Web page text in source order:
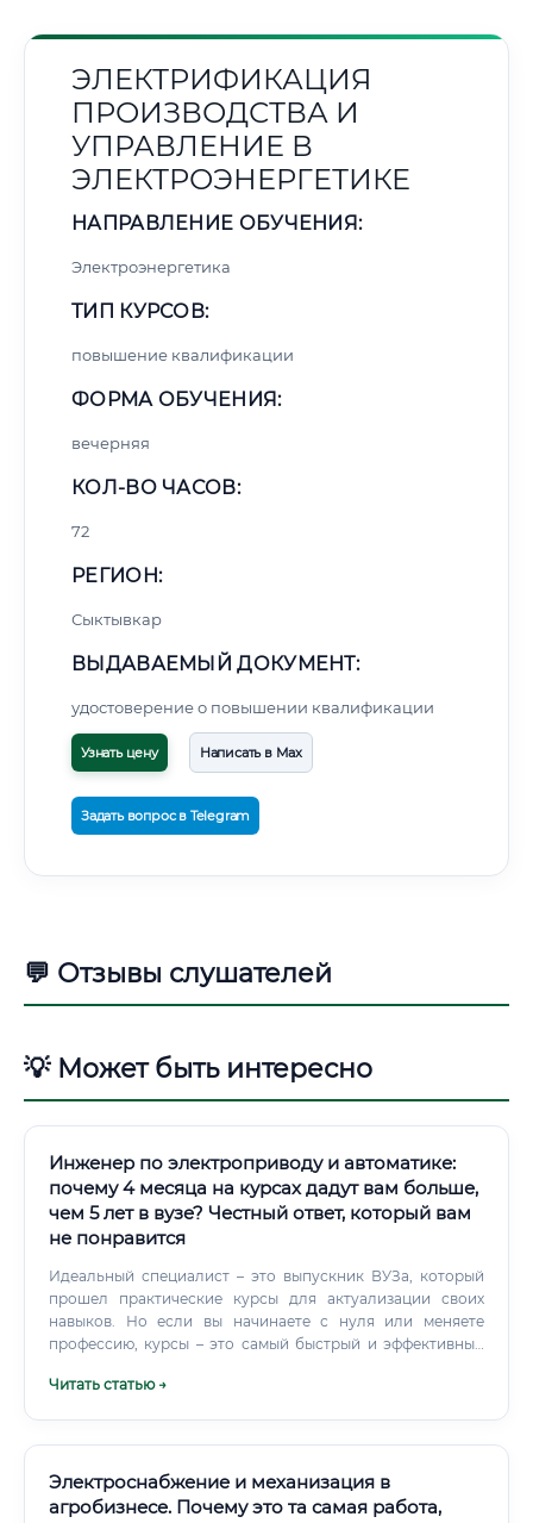
ЭЛЕКТРИФИКАЦИЯ
ПРОИЗВОДСТВА И
УПРАВЛЕНИЕ В
ЭЛЕКТРОЭНЕРГЕТИКЕ
НАПРАВЛЕНИЕ ОБУЧЕНИЯ:
Электроэнергетика
ТИП КУРСОВ:
повышение квалификации
ФОРМА ОБУЧЕНИЯ:
вечерняя
КОЛ-ВО ЧАСОВ:
72
РЕГИОН:
Сыктывкар
ВЫДАВАЕМЫЙ ДОКУМЕНТ:
удостоверение о повышении квалификации
Узнать цену Написать в Max
Задать вопрос в Telegram
💬 Отзывы слушателей
💡 Может быть интересно
Инженер по электроприводу и автоматике:
почему 4 месяца на курсах дадут вам больше,
чем 5 лет в вузе? Честный ответ, который вам
не понравится
Идеальный специалист – это выпускник ВУЗа, который
прошел практические курсы для актуализации своих
навыков. Но если вы начинаете с нуля или меняете
профессию, курсы – это самый быстрый и эффективный
Читать статью →
Электроснабжение и механизация в
агробизнесе. Почему это та самая работа,